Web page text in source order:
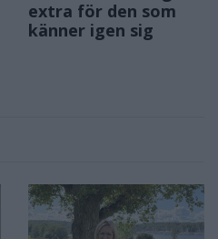
extra för den som
känner igen sig